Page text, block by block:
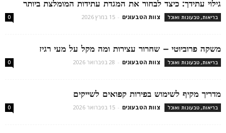
גילוי עתידך: כיצד לבחור את המגדת עתידות המומלצת ביותר
בריאות, טבעונות ואוכל צוות הטבעונים - 15 במרץ 2026 0
משקה פרוביוטי – שחרור עצירות ומה מקל על מעי רגיז
בריאות, טבעונות ואוכל צוות הטבעונים - 28 בפברואר 2026 0
מדריך מקיף לשימוש בפירות קפואים לשייקים
בריאות, טבעונות ואוכל צוות הטבעונים - 15 בפברואר 2026 0